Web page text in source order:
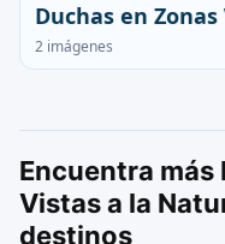
Duchas en
2 imágenes
Encuentra más
Vistas a la
destinos